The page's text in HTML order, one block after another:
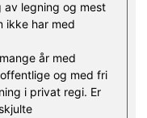
legning og mest
ikke har med
år med
og med fri
i privat regi. Er